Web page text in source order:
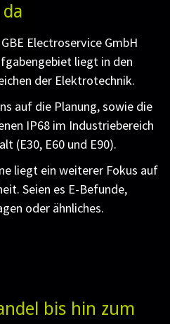
da
Electroservice GmbH
liegt in den
der Elektrotechnik.
auf die Planung, sowie die
IP68 im Industriebereich
(E30, E60 und E90).
liegt ein weiterer Fokus auf
Seien es E-Befunde,
oder ähnliches.
bis hin zum